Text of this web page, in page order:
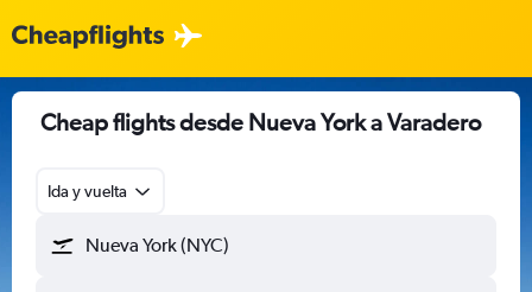
Cheap flights desde Nueva York a Varadero
Ida y vuelta
Nueva York (NYC)